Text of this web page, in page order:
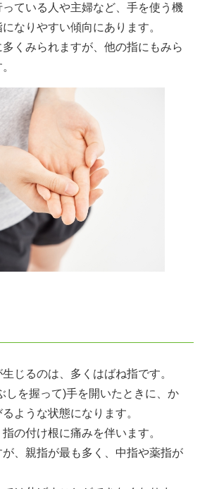
ている人や主婦など、手を使う機
なりやすい傾向にあります。
くみられますが、他の指にもみら
じるのは、多くはばね指です。
しを握って)手を開いたときに、か
ような状態になります。
の付け根に痛みを伴います。
、親指が最も多く、中指や薬指が